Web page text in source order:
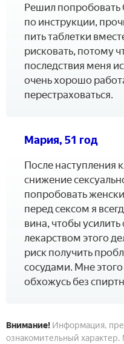
Решил
по инструкции,
пить таблетки
рисковать, потому
последствия меня
очень хорошо
перестраховаться.
Мария, 51 год
После наступления
снижение
попробовать
перед сексом я
вина, чтобы
лекарством этого
риск получить
сосудами. Мне
обхожусь без
Внимание! Информация,
ознакомительный